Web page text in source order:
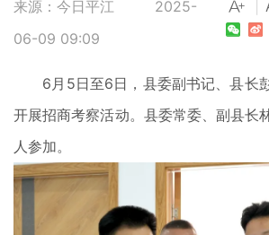
来源：今日平江
2025-
06-09 09:09
6月5日至6日，县委副书记、县长
开展招商考察活动。县委常委、副县长
人参加。